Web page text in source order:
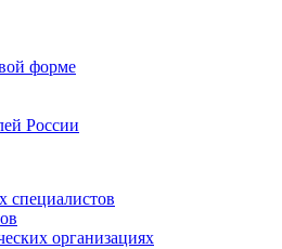
форме
России
специалистов
организациях